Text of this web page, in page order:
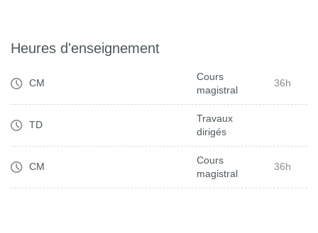
Heures d'enseignement
CM
Cours
magistral
36h
TD
Travaux
dirigés
CM
Cours
magistral
36h